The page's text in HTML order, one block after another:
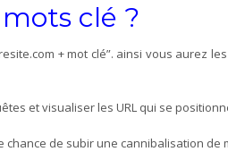
clé ?
+ mot clé”. ainsi vous aurez
et visualiser les URL qui se
de subir une cannibalisation de